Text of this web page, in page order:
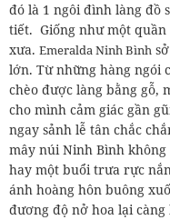
đó là 1 ngôi đình làng đồ
tiết. Giống như một
xưa. Emeralda Ninh Bình
lớn. Từ những hàng ngói
chèo được làng bằng gỗ,
cho mình cảm giác gần
ngay sảnh lễ tân chắc
mây núi Ninh Bình
hay một buổi trưa rực
ánh hoàng hôn buông
đương độ nở hoa lại